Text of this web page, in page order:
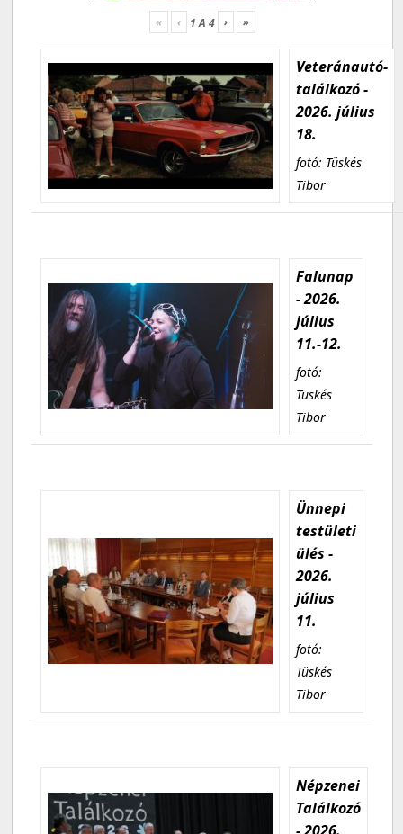
« ‹ 1A 4 › »
Veteránautó-
találkozó -
2026. július
18.
fotó: Tüskés
Tibor
Falunap
- 2026.
július
11.-12.
fotó:
Tüskés
Tibor
Ünnepi
testületi
ülés -
2026.
július
11.
fotó:
Tüskés
Tibor
Népzenei
Találkozó